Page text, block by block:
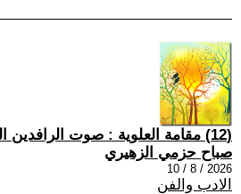
(12) مقامة العلوية : صوت الرافدين الحر .
صباح حزمي الزهيري
2026 / 8 / 10
الادب والفن